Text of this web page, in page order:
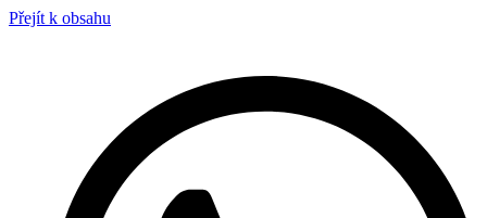
Přejít k obsahu